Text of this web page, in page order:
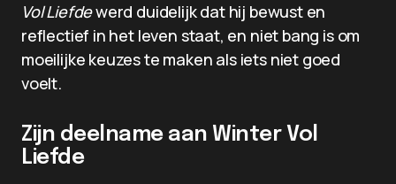
Vol Liefdewerd duidelijk dat hij bewust en
reflectief in het leven staat, en niet bang is om
moeilijke keuzes te maken als iets niet goed
voelt.
Zijn deelname aan Winter Vol
Liefde